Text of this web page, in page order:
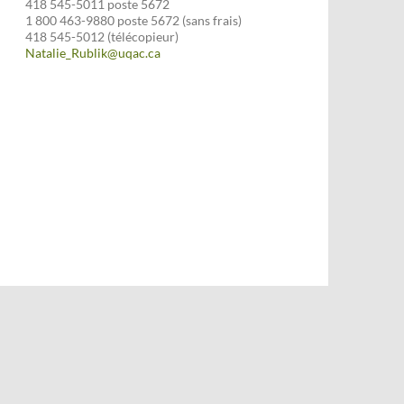
418 545-5011 poste 5672
1 800 463-9880 poste 5672 (sans frais)
418 545-5012 (télécopieur)
Natalie_Rublik@uqac.ca